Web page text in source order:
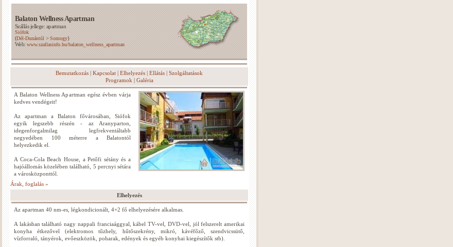
Balaton Wellness Apartman
Szállás jellege: apartman
Siófok
(Dél-Dunántúl >Somogy)
Web:www.szallasinfo.hu/balaton_wellness_apartman
Bemutatkozás | Kapcsolat | Elhelyezés | Ellátás | Szolgáltatások
Programok | Galéria
A Balaton Wellness Apartman egész évben várja
kedves vendégeit!
Az apartman a Balaton fővárosában, Siófok
egyik legszebb részén - az Aranyparton,
idegenforgalmilag legfrekventáltabb
negyedében 100 méterre a Balatontól
helyezkedik el.
A Coca-Cola Beach House, a Petőfi sétány és a
hajóállomás közelében található, 5 percnyi sétára
a városközponttól.
Árak, foglalás »
Elhelyezés
Az apartman 40 nm-es, légkondicionált, 4+2 fő elhelyezésére alkalmas.
A lakásban található nagy nappali franciaággyal, kábel TV-vel, DVD-vel, jól felszerelt amerikai
konyha étkezővel (elektromos tűzhely, hűtőszekrény, mikró, kávéfőző, szendvicssütő,
vízforraló, tányérok, evőeszközök, poharak, edények és egyéb konyhai kiegészítők stb).